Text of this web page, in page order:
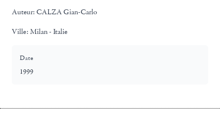
Auteur: CALZA Gian-Carlo
Ville: Milan - Italie
Date
1999